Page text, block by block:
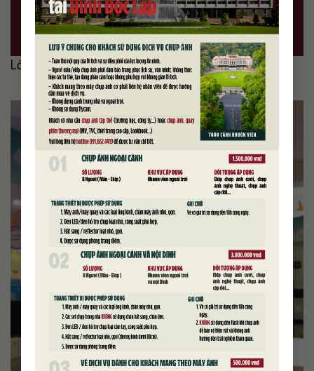
TẢI NỘI DUNG
Lớp 5: Thống nhất đất nước